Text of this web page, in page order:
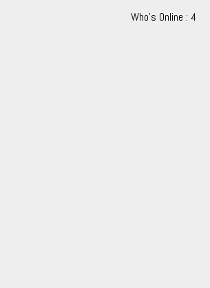
Who's Online : 4